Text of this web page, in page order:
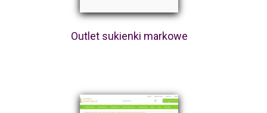
Outlet sukienki markowe